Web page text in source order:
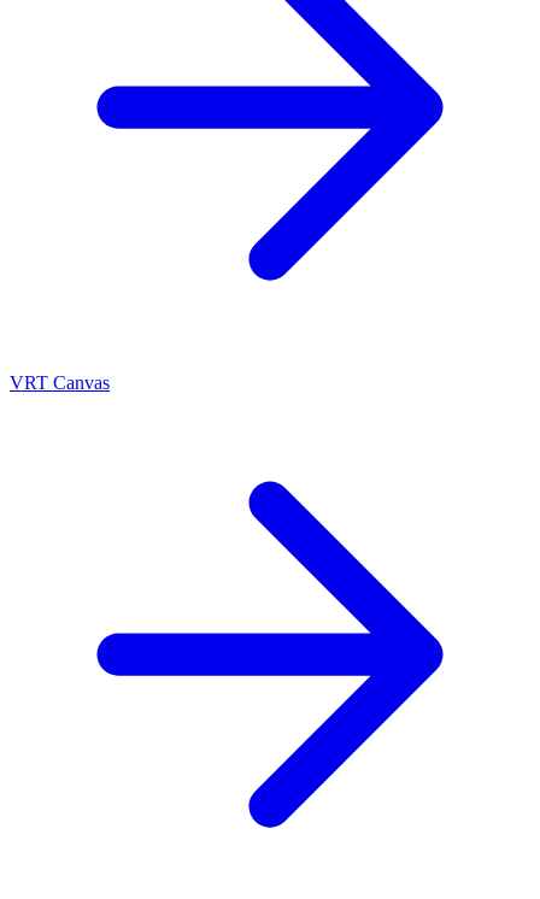
VRT Canvas